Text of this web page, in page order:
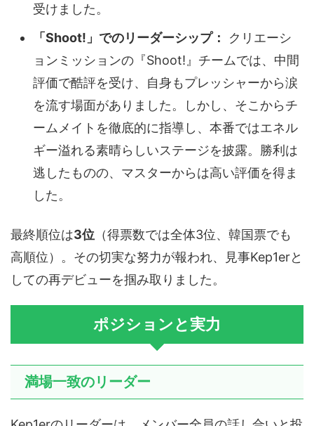
受けました。
「Shoot!」でのリーダーシップ：
クリエーシ
ョンミッションの『Shoot!』チームでは、中間
評価で酷評を受け、自身もプレッシャーから涙
を流す場面がありました。しかし、そこからチ
ームメイトを徹底的に指導し、本番ではエネル
ギー溢れる素晴らしいステージを披露。勝利は
逃したものの、マスターからは高い評価を得ま
した。
最終順位は3位 （得票数では全体3位、韓国票でも
高順位）。その切実な努力が報われ、見事Kep1erと
しての再デビューを掴み取りました。
ポジションと実力
満場一致のリーダー